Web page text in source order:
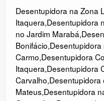
Desentupidora na Zona
Itaquera,Desentupidora
no Jardim Marabá,
Bonifácio,
Carmo,Desentupidora
Itaquera,Desentupidora
Carvalho,Desentupidora
Mateus,Desentupidora